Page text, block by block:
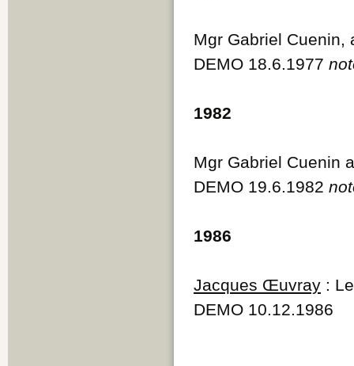
Mgr Gabriel Cuenin,
DEMO 18.6.1977
1982
Mgr Gabriel Cuenin
DEMO 19.6.1982
1986
Jacques Œuvray :
DEMO 10.12.1986